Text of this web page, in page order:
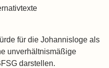
für die Johannisloge als
unverhältnismäßige
darstellen.